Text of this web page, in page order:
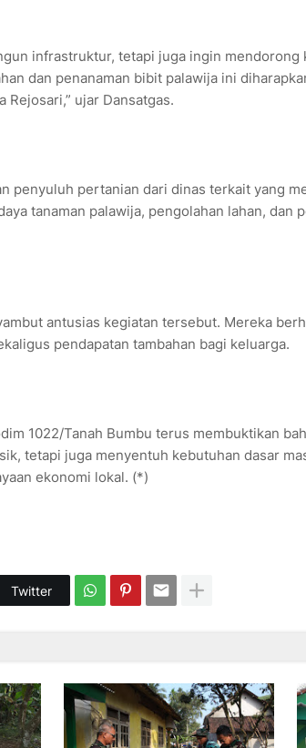
infrastruktur, tetapi juga ingin mendorong
dan penanaman bibit palawija ini
ujar Dansatgas.
penyuluh pertanian dari dinas terkait yang
tanaman palawija, pengolahan lahan, dan
antusias kegiatan tersebut. Mereka
pendapatan tambahan bagi keluarga.
1022/Tanah Bumbu terus membuktikan
tetapi juga menyentuh kebutuhan dasar
ekonomi lokal. (*)
Twitter